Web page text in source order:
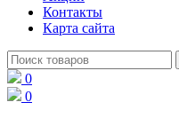
Контакты
Карта сайта
0
0